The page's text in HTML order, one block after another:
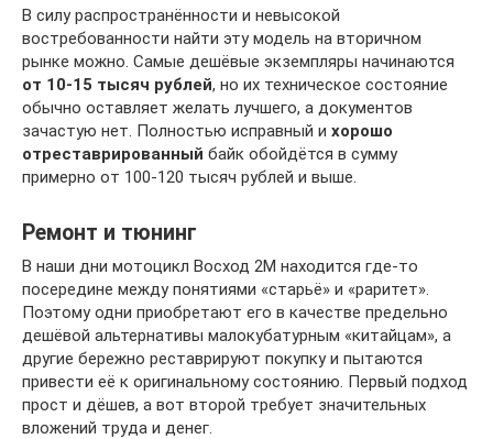
В силу распространённости и невысокой
востребованности найти эту модель на вторичном
рынке можно. Самые дешёвые экземпляры начинаются
от 10-15 тысяч рублей, но их техническое состояние
обычно оставляет желать лучшего, а документов
зачастую нет. Полностью исправный и хорошо
отреставрированный байк обойдётся в сумму
примерно от 100-120 тысяч рублей и выше.
Ремонт и тюнинг
В наши дни мотоцикл Восход 2М находится где-то
посередине между понятиями «старьё» и «раритет».
Поэтому одни приобретают его в качестве предельно
дешёвой альтернативы малокубатурным «китайцам», а
другие бережно реставрируют покупку и пытаются
привести её к оригинальному состоянию. Первый подход
прост и дёшев, а вот второй требует значительных
вложений труда и денег.